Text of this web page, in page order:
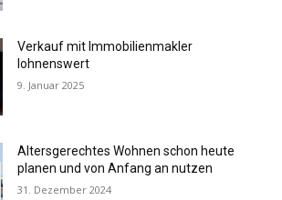
Verkauf mit Immobilienmakler
lohnenswert
9. Januar 2025
Altersgerechtes Wohnen schon heute
planen und von Anfang an nutzen
31. Dezember 2024